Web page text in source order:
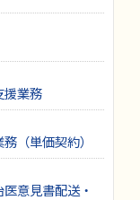
援業務
（単価契約）
意見書配送・